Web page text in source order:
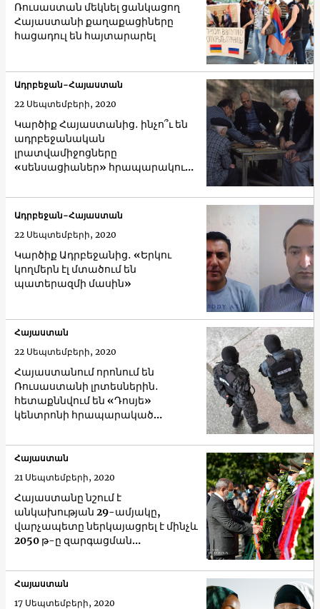
Ռուսաստան մեկնել ցանկացող
Հայաստանի քաղաքացիները
հացադուլ են հայտարարել
Կարծիք Հայաստանից․ ինչո՞ւ են
ադրբեջանական
լրատվամիջոցները
«սենսացիաներ» հրապարակում
Ադրբեջան-Հայաստան
22 Սեպտեմբերի, 2020
Կարծիք Ադրբեջանից․ «Երկու
կողմերն էլ մտածում են
պատերազմի մասին»
Ադրբեջան-Հայաստան
22 Սեպտեմբերի, 2020
Հայաստանում որոնում են
Ռուսաստանի լրտեսներին․
հետաքննվում են «Դոսյե»
կենտրոնի հրապարակած
Հայաստան
22 Սեպտեմբերի, 2020
Հայաստանը նշում է
անկախության 29-ամյակը,
վարչապետը ներկայացրել է մինչև
2050 թ-ը զարգացման
Հայաստան
21 Սեպտեմբերի, 2020
Հայաստան
17 Սեպտեմբերի, 2020